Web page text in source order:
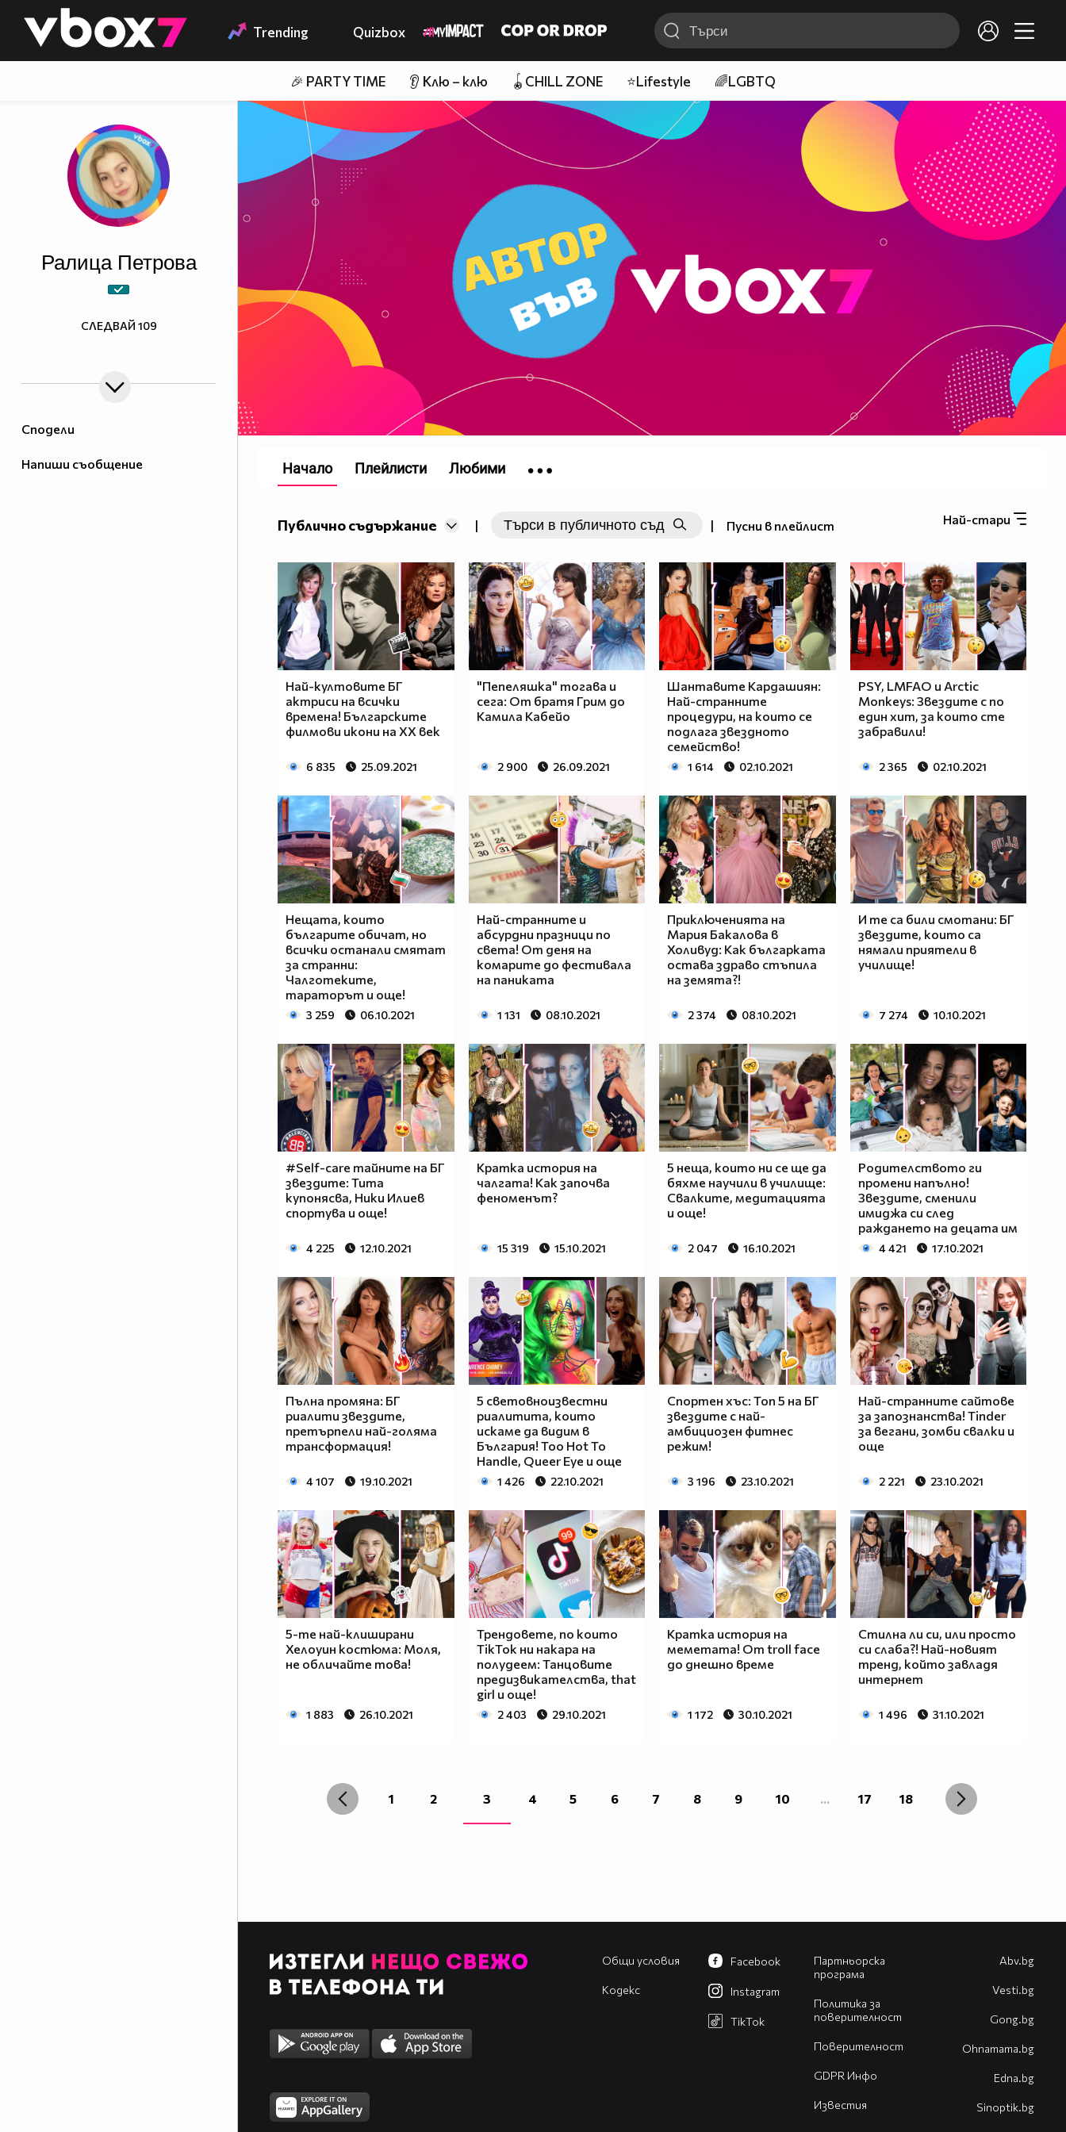
👾 Trending Quizbox
🎉 PARTY TIME 👂 Клю – клю 🪀CHILL ZONE ⭐Lifestyle 🌈LGBTQ
Сподели
Напиши съобщение
Ралица Петровa
СЛЕДВАЙ 109
Най-стари
Публично съдържание | | Пусни в плейлист
Най-култовите БГ
актриси на всички
времена! Българските
филмови икони на ХХ век
6 835 25.09.2021
"Пепеляшка" тогава и
сега: От братя Грим до
Камила Кабейо
2 900 26.09.2021
Шантавите Кардашиян:
Най-странните
процедури, на които се
подлага звездното
семейство!
1 614 02.10.2021
PSY, LMFAO и Arctic
Monkeys: Звездите с по
един хит, за които сте
забравили!
2 365 02.10.2021
Нещата, които
българите обичат, но
всички останали смятат
за странни:
Чалготеките,
тараторът и още!
3 259 06.10.2021
Най-странните и
абсурдни празници по
света! От деня на
комарите до фестивала
на паниката
1 131 08.10.2021
Приключенията на
Мария Бакалова в
Холивуд: Как българката
остава здраво стъпила
на земята?!
2 374 08.10.2021
И те са били смотани: БГ
звездите, които са
нямали приятели в
училище!
7 274 10.10.2021
#Self-care тайните на БГ
звездите: Тита
купонясва, Ники Илиев
спортува и още!
4 225 12.10.2021
Кратка история на
чалгата! Как започва
феноменът?
15 319 15.10.2021
5 неща, които ни се ще да
бяхме научили в училище:
Свалките, медитацията
и още!
2 047 16.10.2021
Родителството ги
промени напълно!
Звездите, сменили
имиджа си след
раждането на децата им
4 421 17.10.2021
Пълна промяна: БГ
риалити звездите,
претърпели най-голяма
трансформация!
4 107 19.10.2021
5 световноизвестни
риалитита, които
искаме да видим в
България! Too Hot To
Handle, Queer Eye и още
1 426 22.10.2021
Спортен хъс: Топ 5 на БГ
звездите с най-
амбициозен фитнес
режим!
3 196 23.10.2021
Най-странните сайтове
за запознанства! Tinder
за вегани, зомби свалки и
още
2 221 23.10.2021
5-те най-клиширани
Хелоуин костюма: Моля,
не обличайте това!
1 883 26.10.2021
Трендовете, по които
TikTok ни накара на
полудеем: Танцовите
предизвикателства, that
girl и още!
2 403 29.10.2021
Кратка история на
меметата! От troll face
до днешно време
1 172 30.10.2021
Стилна ли си, или просто
си слаба?! Най-новият
тренд, който завладя
интернет
1 496 31.10.2021
1 2 3 4 5 6 7 8 9 10 ... 17 18
Начало Плейлисти Любими
Общи условия
Кодекс
Партньорска
програма
Политика за
поверителност
Поверителност
GDPR Инфо
Известия
Facebook
Instagram
TikTok
Abv.bg
Vesti.bg
Gong.bg
Оhnamama.bg
Edna.bg
Sinoptik.bg